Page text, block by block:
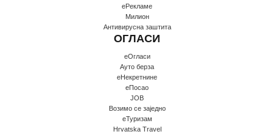
еРекламе
Милион
Антивирусна заштита
ОГЛАСИ
еОгласи
Ауто берза
еНекретнине
еПосао
JOB
Возимо се заједно
еТуризам
Hrvatska Travel